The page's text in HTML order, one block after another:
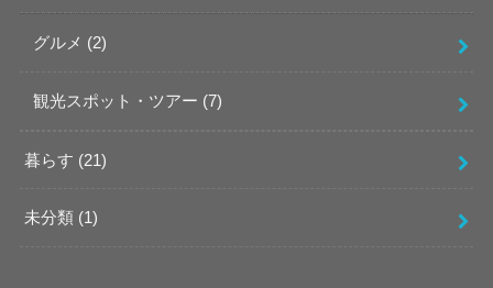
グルメ (2)
観光スポット・ツアー (7)
暮らす (21)
未分類 (1)